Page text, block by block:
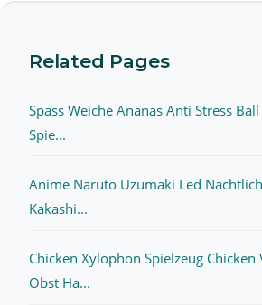
Related Pages
Spass Weiche Ananas Anti Stress
Spie...
Anime Naruto Uzumaki Led
Kakashi...
Chicken Xylophon Spielzeug Chicken
Obst Ha...